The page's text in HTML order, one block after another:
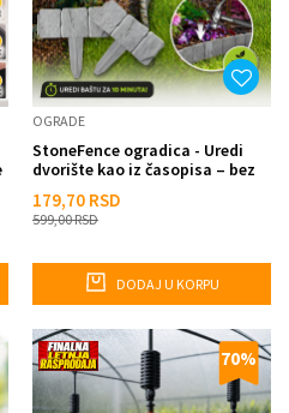
OGRADE
StoneFence ogradica - Uredi
dvorište kao iz časopisa – bez
179,70 RSD
599,00RSD
DODAJ U KORPU
70%